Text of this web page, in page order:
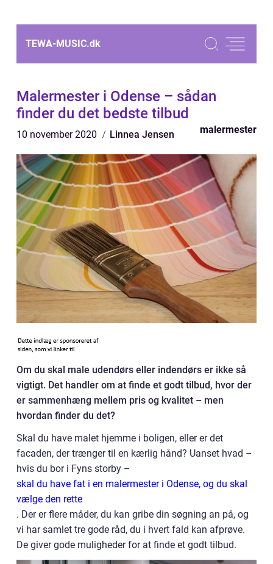
TEWA-MUSIC.dk
Malermester i Odense – sådan
finder du det bedste tilbud
10 november 2020 Linnea Jensen malermester
Om du skal male udendørs eller indendørs er ikke så
vigtigt. Det handler om at finde et godt tilbud, hvor der
er sammenhæng mellem pris og kvalitet – men
hvordan finder du det?
Skal du have malet hjemme i boligen, eller er det
facaden, der trænger til en kærlig hånd? Uanset hvad –
hvis du bor i Fyns storby –
skal du have fat i en malermester i Odense, og du skal
vælge den rette
. Der er flere måder, du kan gribe din søgning an på, og
vi har samlet tre gode råd, du i hvert fald kan afprøve.
De giver gode muligheder for at finde et godt tilbud.